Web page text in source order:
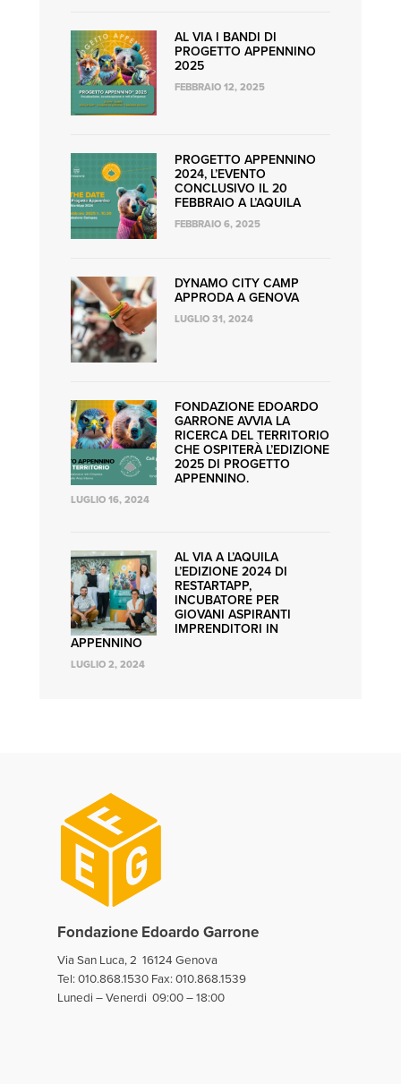
AL VIA I BANDI DI
PROGETTO APPENNINO
2025
FEBBRAIO 12, 2025
PROGETTO APPENNINO
2024, L’EVENTO
CONCLUSIVO IL 20
FEBBRAIO A L’AQUILA
FEBBRAIO 6, 2025
DYNAMO CITY CAMP
APPRODA A GENOVA
LUGLIO 31, 2024
FONDAZIONE EDOARDO
GARRONE AVVIA LA
RICERCA DEL TERRITORIO
CHE OSPITERÀ L’EDIZIONE
2025 DI PROGETTO
APPENNINO.
LUGLIO 16, 2024
AL VIA A L’AQUILA
L’EDIZIONE 2024 DI
RESTARTAPP,
INCUBATORE PER
GIOVANI ASPIRANTI
IMPRENDITORI IN
APPENNINO
LUGLIO 2, 2024
Fondazione Edoardo Garrone
Via San Luca, 2 16124 Genova
Tel:010.868.1530 Fax: 010.868.1539
Lunedi – Venerdi 09:00 – 18:00